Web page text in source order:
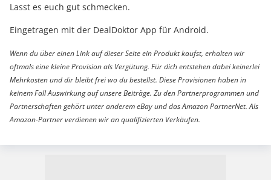
Lasst es euch gut schmecken.
Eingetragen mit der DealDoktor App für Android.
Wenn du über einen Link auf dieser Seite ein Produkt kaufst, erhalten wir
oftmals eine kleine Provision als Vergütung. Für dich entstehen dabei keinerlei
Mehrkosten und dir bleibt frei wo du bestellst. Diese Provisionen haben in
keinem Fall Auswirkung auf unsere Beiträge. Zu den Partnerprogrammen und
Partnerschaften gehört unter anderem eBay und das Amazon PartnerNet. Als
Amazon-Partner verdienen wir an qualifizierten Verkäufen.